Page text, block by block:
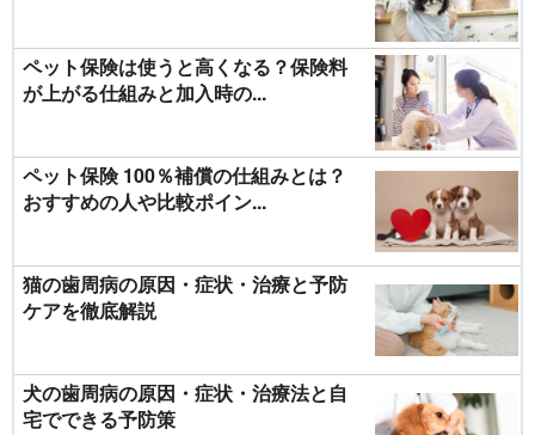
ペット保険は使うと高くなる？保険料
が上がる仕組みと加入時の...
ペット保険 100％補償の仕組みとは？
おすすめの人や比較ポイン...
猫の歯周病の原因・症状・治療と予防
ケアを徹底解説
犬の歯周病の原因・症状・治療法と自
宅でできる予防策